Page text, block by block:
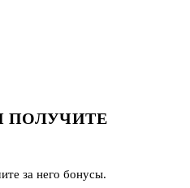
ПОЛУЧИТЕ
за него бонусы.